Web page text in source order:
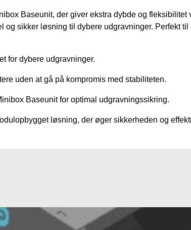
Baseunit, der giver ekstra dybde og
og sikker løsning til dybere udgravninger. Perfekt
for dybere udgravninger.
uden at gå på kompromis med stabiliteten.
Baseunit for optimal udgravningssikring.
løsning, der øger sikkerheden og